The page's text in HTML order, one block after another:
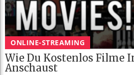
ONLINE-STREAMING
Wie Du Kostenlos Filme
Anschaust